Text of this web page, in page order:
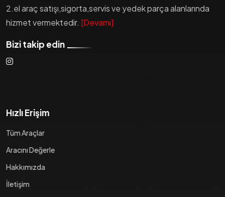
2.el araç satışı,sigorta,servis ve yedek parça alanlarında
hizmet vermektedir. [Devamı]
Bizi takip edin
Hızlı Erişim
Tüm Araçlar
Aracını Değerle
Hakkımızda
İletişim